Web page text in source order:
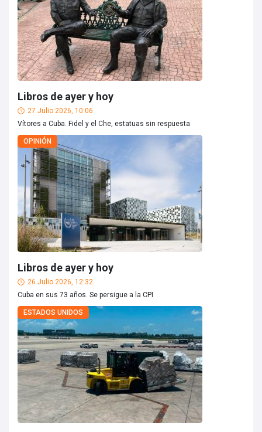
Libros de ayer y hoy
27 Julio 2026, 10:06
Vítores a Cuba. Fidel y el Che, estatuas sin respuesta
OPINIÓN
Libros de ayer y hoy
26 Julio 2026, 12:32
Cuba en sus 73 años. Se persigue a la CPI
ESTADOS UNIDOS